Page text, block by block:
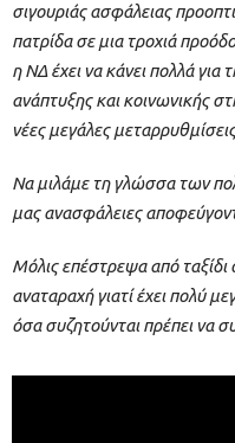
σιγουριάς ασφάλειας
πατρίδα σε μια τροχιά
η ΝΔ έχει να κάνει πολλά για
ανάπτυξης και κοινωνικής
νέες μεγάλες
Να μιλάμε τη γλώσσα των
μας ανασφάλειες
Μόλις επέστρεψα από
αναταραχή γιατί έχει πολύ
όσα συζητούνται πρέπει να